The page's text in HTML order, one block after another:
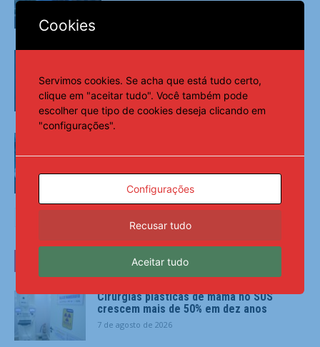
Esportes
para o time’
Cirurgias plásticas de mama no SUS
crescem mais de 50% em dez anos
7 de agosto de 2026
Cookies
Servimos cookies. Se acha que está tudo certo,
clique em "aceitar tudo". Você também pode
escolher que tipo de cookies deseja clicando em
"configurações".
Configurações
Recusar tudo
Aceitar tudo